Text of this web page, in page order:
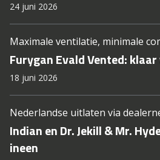
24 juni 2026
Maximale ventilatie, minimale
Furygan Evald Vented:
18 juni 2026
Nederlandse uitlaten via
Indian en Dr. Jekill & Mr.
ineen